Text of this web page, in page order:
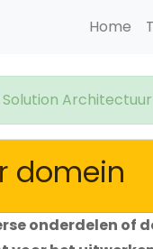
Home
Solution
domein
onderdelen of